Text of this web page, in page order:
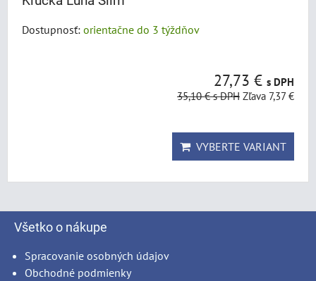
Dostupnosť: orientačne do 3 týždňov
27,73 € s DPH
35,10 €s DPH Zľava 7,37 €
VYBERTE VARIANT
Všetko o nákupe
Spracovanie osobných údajov
Obchodné podmienky